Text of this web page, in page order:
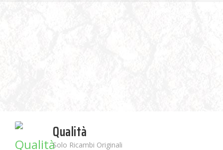
Qualità
Solo Ricambi Originali